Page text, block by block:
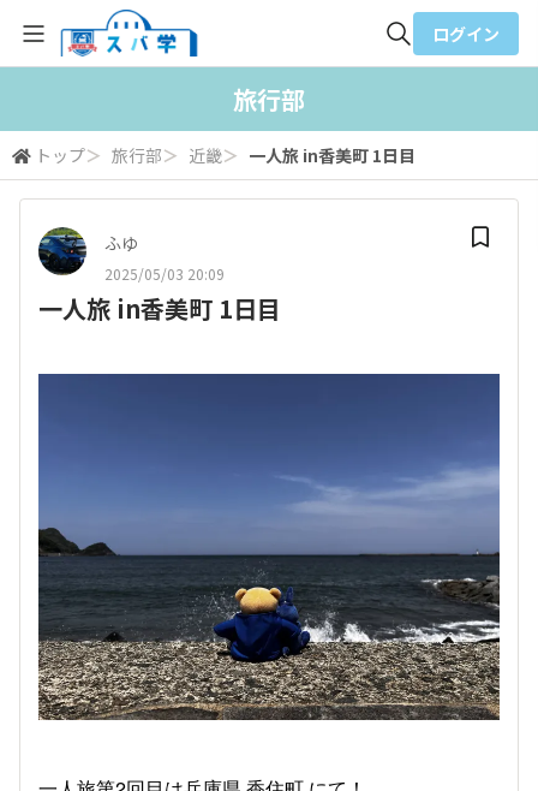
検索
ログイン
旅行部
トップ＞ 旅行部＞ 近畿＞ 一人旅 in香美町 1日目
ふゆ
2025/05/03 20:09
一人旅 in香美町 1日目